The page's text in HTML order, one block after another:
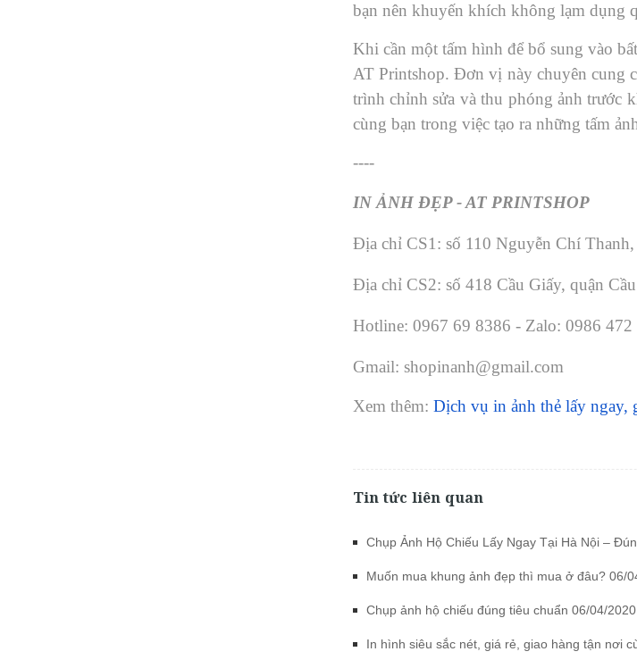
bạn nên khuyến khích không lạm dụng
Khi cần một tấm hình để bổ sung vào
AT Printshop. Đơn vị này chuyên cung
trình chỉnh sửa và thu phóng ảnh trước
cùng bạn trong việc tạo ra những tấm
----
IN ẢNH ĐẸP - AT PRINTSHOP
Địa chỉ CS1: số 110 Nguyễn Chí
Địa chỉ CS2: số 418 Cầu Giấy, quận
Hotline: 0967 69 8386 - Zalo: 0986 472
Gmail: shopinanh@gmail.com
Xem thêm: Dịch vụ in ảnh thẻ lấy ngay,
Tin tức liên quan
Chụp Ảnh Hộ Chiếu Lấy Ngay Tại Hà Nội –
Muốn mua khung ảnh đẹp thì mua ở đâu? 06/
Chụp ảnh hộ chiếu đúng tiêu chuẩn 06/04/2020
In hình siêu sắc nét, giá rẻ, giao hàng tận nơi